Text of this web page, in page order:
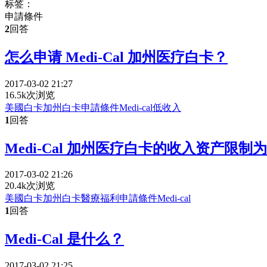
标签：
申請條件
2回答
怎么申请 Medi-Cal 加州医疗白卡？
2017-03-02 21:27
16.5k次浏览
美國白卡加州白卡申請條件Medi-cal低收入
1 回答
Medi-Cal 加州医疗白卡的收入资产限制
2017-03-02 21:26
20.4k次浏览
美國白卡加州白卡醫療福利 申請條件Medi-cal
1回答
Medi-Cal 是什么？